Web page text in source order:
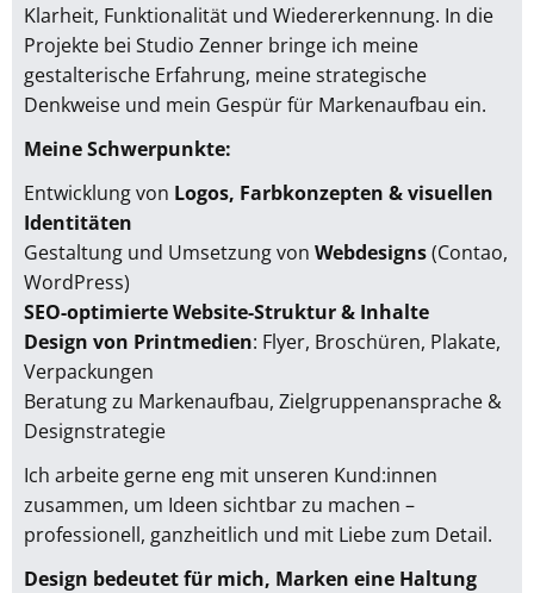
Klarheit, Funktionalität und Wiedererkennung. In die
Projekte bei Studio Zenner bringe ich meine
gestalterische Erfahrung, meine strategische
Denkweise und mein Gespür für Markenaufbau ein.
Meine Schwerpunkte:
Entwicklung von Logos, Farbkonzepten & visuellen
Identitäten
Gestaltung und Umsetzung von Webdesigns(Contao,
WordPress)
SEO-optimierte Website-Struktur & Inhalte
Design von Printmedien: Flyer, Broschüren, Plakate,
Verpackungen
Beratung zu Markenaufbau, Zielgruppenansprache &
Designstrategie
Ich arbeite gerne eng mit unseren Kund:innen
zusammen, um Ideen sichtbar zu machen –
professionell, ganzheitlich und mit Liebe zum Detail.
Design bedeutet für mich, Marken eine Haltung